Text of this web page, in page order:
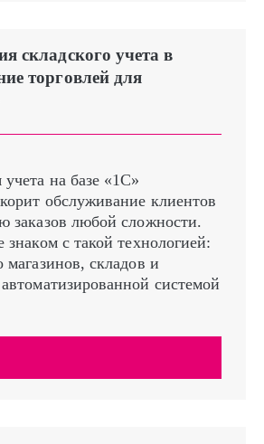
складского учета в
торговлей для
на базе «1С»
обслуживание клиентов
заказов любой сложности.
знаком с такой технологией:
магазинов, складов и
системой